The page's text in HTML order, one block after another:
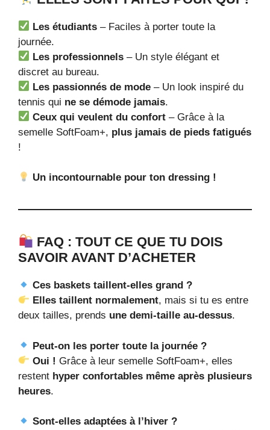
Les étudiants – Faciles à porter toute la
journée.
Les professionnels – Un style élégant et
discret au bureau.
Les passionnés de mode – Un look inspiré du
tennis qui ne se démode jamais.
Ceux qui veulent du confort – Grâce à la
semelle SoftFoam+, plus jamais de pieds fatigués
!
Un incontournable pour ton dressing !
FAQ : TOUT CE QUE TU DOIS
SAVOIR AVANT D’ACHETER
Ces baskets taillent-elles grand ?
Elles taillent normalement, mais si tu es entre
deux tailles, prends une demi-taille au-dessus.
Peut-on les porter toute la journée ?
Oui ! Grâce à leur semelle SoftFoam+, elles
restent hyper confortables même après plusieurs
heures.
Sont-elles adaptées à l’hiver ?